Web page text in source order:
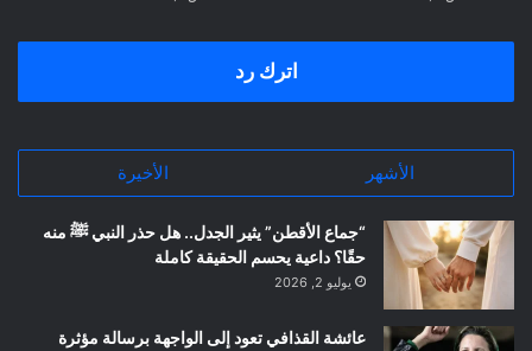
اترك رد
الأشهر الأخيرة
“جماع الأقطن” يثير الجدل.. هل حذر النبي ﷺ منه
حقًا؟ داعية يحسم الحقيقة كاملة
يوليو 2, 2026
عائشة القذافي تعود إلى الواجهة برسالة مؤثرة